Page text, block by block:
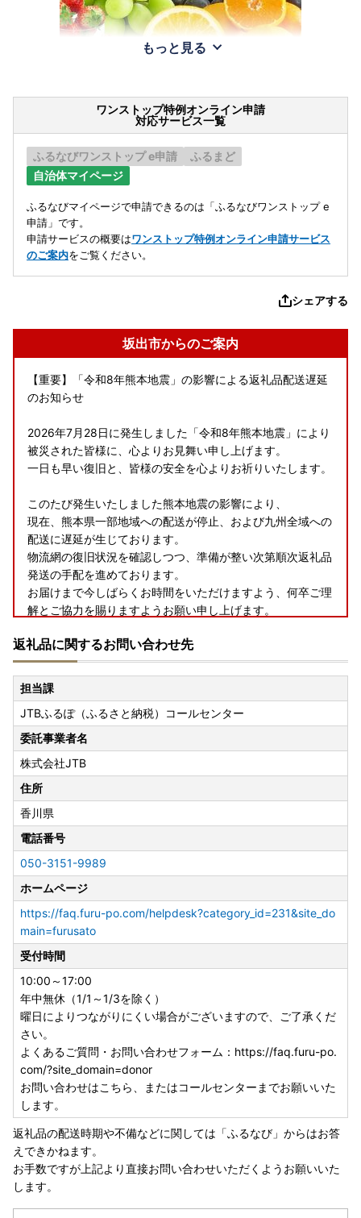
もっと見る
ワンストップ特例オンライン申請
対応サービス一覧
ふるなびワンストップ e申請
ふるまど
自治体マイページ
ふるなびマイページで申請できるのは「ふるなびワンストップ e
申請」です。
申請サービスの概要はワンストップ特例オンライン申請サービス
のご案内をご覧ください。
シェアする
坂出市からのご案内
【重要】「令和8年熊本地震」の影響による返礼品配送遅延
のお知らせ
2026年7月28日に発生しました「令和8年熊本地震」により
被災された皆様に、心よりお見舞い申し上げます。
一日も早い復旧と、皆様の安全を心よりお祈りいたします。
このたび発生いたしました熊本地震の影響により、
現在、熊本県一部地域への配送が停止、および九州全域への
配送に遅延が生じております。
物流網の復旧状況を確認しつつ、準備が整い次第順次返礼品
発送の手配を進めております。
お届けまで今しばらくお時間をいただけますよう、何卒ご理
解とご協力を賜りますようお願い申し上げます。
返礼品に関するお問い合わせ先
担当課
JTBふるぽ（ふるさと納税）コールセンター
委託事業者名
株式会社JTB
住所
香川県
電話番号
050-3151-9989
ホームページ
https://faq.furu-po.com/helpdesk?category_id=231&site_do
main=furusato
受付時間
10:00～17:00
年中無休（1/1～1/3を除く）
曜日によりつながりにくい場合がございますので、ご了承くだ
さい。
よくあるご質問・お問い合わせフォーム：https://faq.furu-po.
com/?site_domain=donor
お問い合わせはこちら、またはコールセンターまでお願いいた
します。
返礼品の配送時期や不備などに関しては「ふるなび」からはお答
えできかねます。
お手数ですが上記より直接お問い合わせいただくようお願いいた
します。